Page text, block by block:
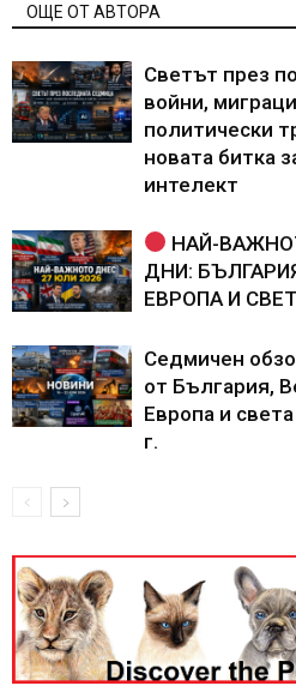
ОЩЕ ОТ АВТОРА
Светът през
войни,
политически
новата битка
интелект
НАЙ-
ДНИ:
ЕВРОПА И
Седмичен
от България,
Европа и
г.